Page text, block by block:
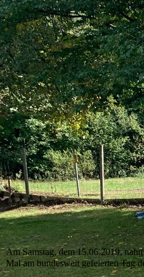
Am Samstag, dem 15.06.2019,
Mal am bundesweit gefeierten Tag